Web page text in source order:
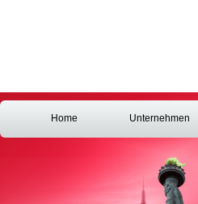
Home Unternehmen